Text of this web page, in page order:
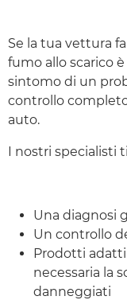
Se la tua vettura
fumo allo scarico
sintomo di un
controllo
auto.
I nostri specialisti
Una diagnosi
Un controllo
Prodotti adatti
necessaria la
danneggiati